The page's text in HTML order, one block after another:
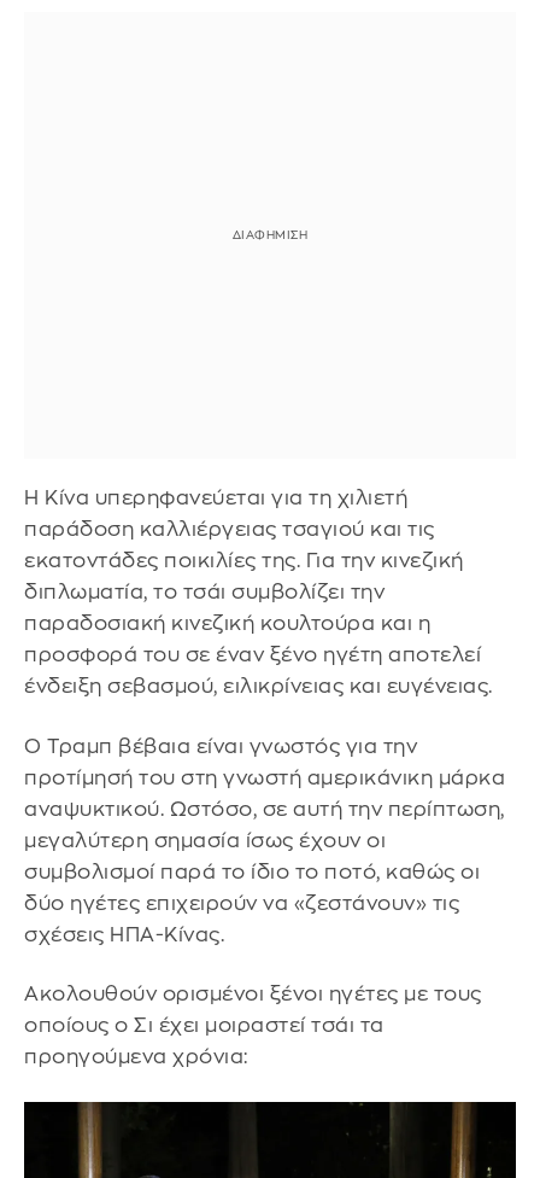
Η Κίνα υπερηφανεύεται για τη χιλιετή
παράδοση καλλιέργειας τσαγιού και τις
εκατοντάδες ποικιλίες της. Για την κινεζική
διπλωματία, το τσάι συμβολίζει την
παραδοσιακή κινεζική κουλτούρα και η
προσφορά του σε έναν ξένο ηγέτη αποτελεί
ένδειξη σεβασμού, ειλικρίνειας και ευγένειας.
Ο Τραμπ βέβαια είναι γνωστός για την
προτίμησή του στη γνωστή αμερικάνικη μάρκα
αναψυκτικού. Ωστόσο, σε αυτή την περίπτωση,
μεγαλύτερη σημασία ίσως έχουν οι
συμβολισμοί παρά το ίδιο το ποτό, καθώς οι
δύο ηγέτες επιχειρούν να «ζεστάνουν» τις
σχέσεις ΗΠΑ-Κίνας.
Ακολουθούν ορισμένοι ξένοι ηγέτες με τους
οποίους ο Σι έχει μοιραστεί τσάι τα
προηγούμενα χρόνια: